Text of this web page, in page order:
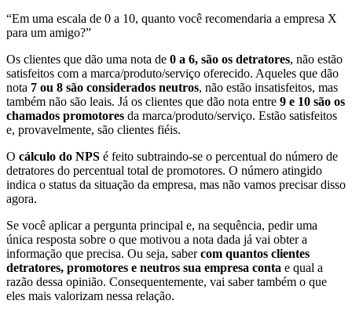
“Em uma escala de 0 a 10, quanto você recomendaria a empresa X
para um amigo?”
Os clientes que dão uma nota de 0 a 6, são os detratores, não estão
satisfeitos com a marca/produto/serviço oferecido. Aqueles que dão
nota 7 ou 8 são considerados neutros, não estão insatisfeitos, mas
também não são leais. Já os clientes que dão nota entre 9 e 10 são os
chamados promotores da marca/produto/serviço. Estão satisfeitos
e, provavelmente, são clientes fiéis.
O cálculo do NPS é feito subtraindo-se o percentual do número de
detratores do percentual total de promotores. O número atingido
indica o status da situação da empresa, mas não vamos precisar disso
agora.
Se você aplicar a pergunta principal e, na sequência, pedir uma
única resposta sobre o que motivou a nota dada já vai obter a
informação que precisa. Ou seja, sabercom quantos clientes
detratores, promotores e neutros sua empresa conta e qual a
razão dessa opinião. Consequentemente, vai saber também o que
eles mais valorizam nessa relação.